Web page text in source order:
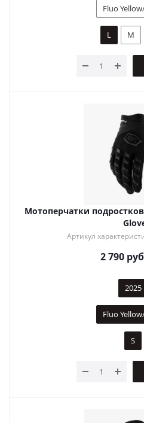
Fluo
L M
Мотоперчатки
Артикул
2 790
2025
Fluo
S